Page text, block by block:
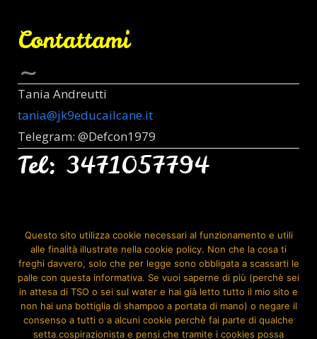
Contattami
Tania Andreutti
tania@jk9educailcane.it
Telegram: @Defcon1979
Tel: 3471057794
Seguimi Anche Su:
Questo sito utilizza cookie necessari al funzionamento e utili
alle finalità illustrate nella cookie policy. Non che la cosa ti
freghi davvero, solo che per legge sono obbligata a scassarti le
palle con questa informativa. Se vuoi saperne di più (perchè sei
in attesa di TSO o sei sul water e hai già letto tutto il mio sito e
non hai una bottiglia di shampoo a portata di mano) o negare il
consenso a tutti o a alcuni cookie perchè fai parte di qualche
setta cospirazionista e pensi che tramite i cookies possa